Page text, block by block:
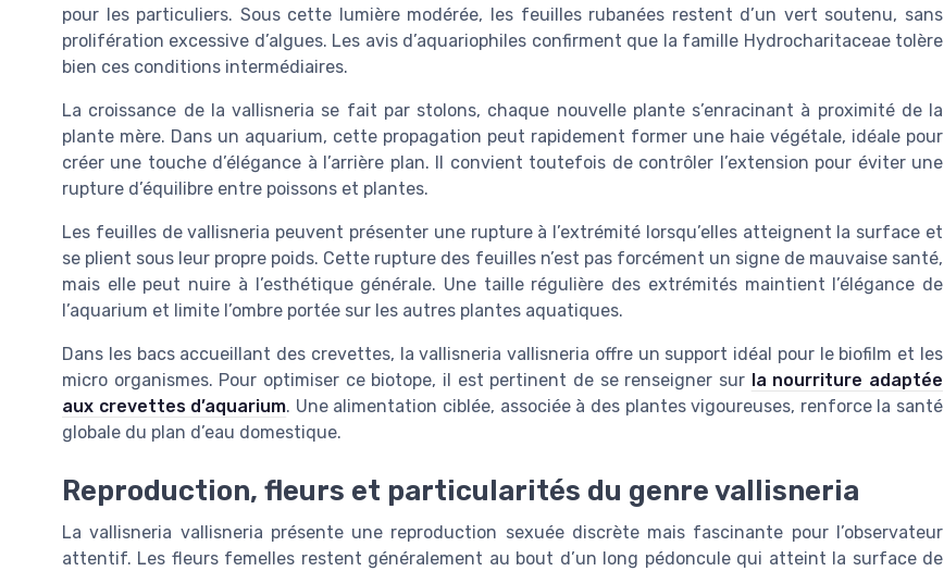
pour les particuliers. Sous cette lumière modérée, les feuilles rubanées restent d’un vert soutenu, sans
prolifération excessive d’algues. Les avis d’aquariophiles confirment que la famille Hydrocharitaceae tolère
bien ces conditions intermédiaires.
La croissance de la vallisneria se fait par stolons, chaque nouvelle plante s’enracinant à proximité de la
plante mère. Dans un aquarium, cette propagation peut rapidement former une haie végétale, idéale pour
créer une touche d’élégance à l’arrière plan. Il convient toutefois de contrôler l’extension pour éviter une
rupture d’équilibre entre poissons et plantes.
Les feuilles de vallisneria peuvent présenter une rupture à l’extrémité lorsqu’elles atteignent la surface et
se plient sous leur propre poids. Cette rupture des feuilles n’est pas forcément un signe de mauvaise santé,
mais elle peut nuire à l’esthétique générale. Une taille régulière des extrémités maintient l’élégance de
l’aquarium et limite l’ombre portée sur les autres plantes aquatiques.
Dans les bacs accueillant des crevettes, la vallisneria vallisneria offre un support idéal pour le biofilm et les
micro organismes. Pour optimiser ce biotope, il est pertinent de se renseigner sur la nourriture adaptée
aux crevettes d’aquarium. Une alimentation ciblée, associée à des plantes vigoureuses, renforce la santé
globale du plan d’eau domestique.
Reproduction, fleurs et particularités du genre vallisneria
La vallisneria vallisneria présente une reproduction sexuée discrète mais fascinante pour l’observateur
attentif. Les fleurs femelles restent généralement au bout d’un long pédoncule qui atteint la surface de